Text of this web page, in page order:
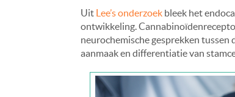
Uit
Lee’s onderzoek bleek het
ontwikkeling.
neurochemische gesprekken tussen
aanmaak en differentiatie van